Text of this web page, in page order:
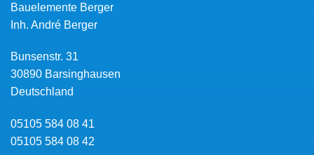
Bauelemente Berger
Inh. André Berger
Bunsenstr. 31
30890 Barsinghausen
Deutschland
05105 584 08 41
05105 584 08 42